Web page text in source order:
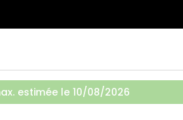
estimée le 10/08/2026